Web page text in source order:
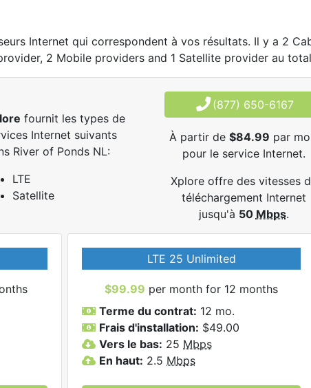
Internet qui correspondent à vos résultats. Il y a 2
2 Mobile providers and 1 Satellite provider au
fournit les types de
Internet suivants
River of Ponds NL:
LTE
Satellite
(877) 650-6167
À partir de $84.99 par
pour le service Internet.
Xplore offre des vitesses
téléchargement Internet
jusqu'à 50 Mbps.
LTE 25 Unlimited
$99.99 per month for 12 months
Terme du contrat: 12 mo.
Frais d'installation: $49.00
Vers le bas: 25 Mbps
En haut: 2.5 Mbps